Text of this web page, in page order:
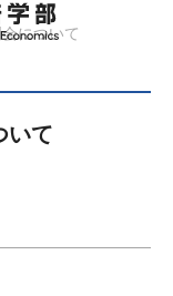
について
いて